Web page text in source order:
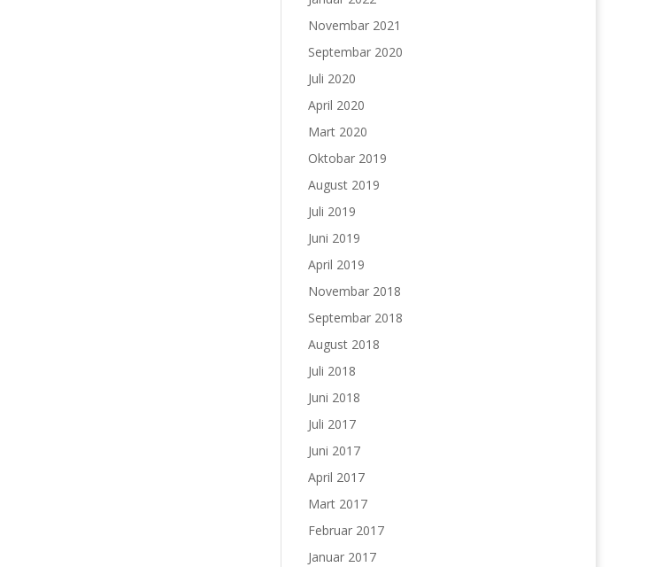
Novembar 2021
Septembar 2020
Juli 2020
April 2020
Mart 2020
Oktobar 2019
August 2019
Juli 2019
Juni 2019
April 2019
Novembar 2018
Septembar 2018
August 2018
Juli 2018
Juni 2018
Juli 2017
Juni 2017
April 2017
Mart 2017
Februar 2017
Januar 2017